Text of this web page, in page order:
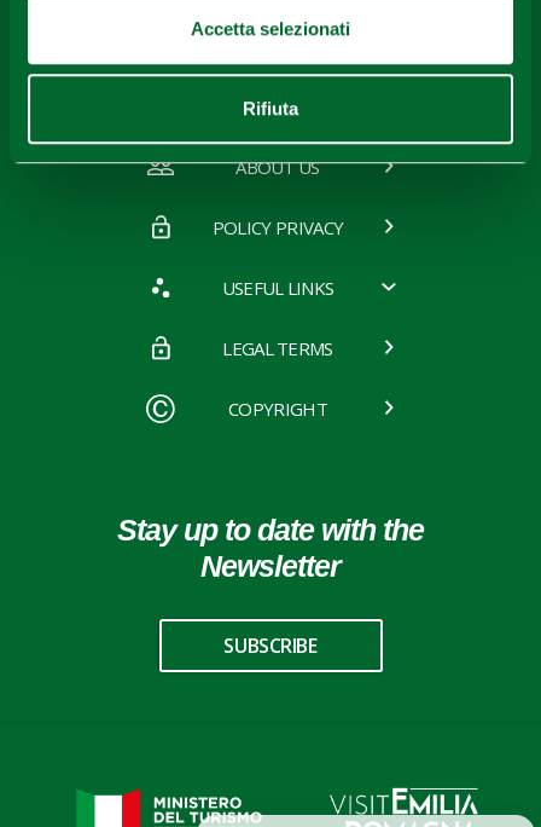
Accetta selezionati
Rifiuta
Contacts
ABOUT US
POLICY PRIVACY
USEFUL LINKS
LEGAL TERMS
COPYRIGHT
Stay up to date with the
Newsletter
SUBSCRIBE